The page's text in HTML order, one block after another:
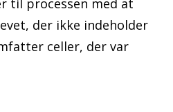
til processen med at
der ikke indeholder
celler, der var